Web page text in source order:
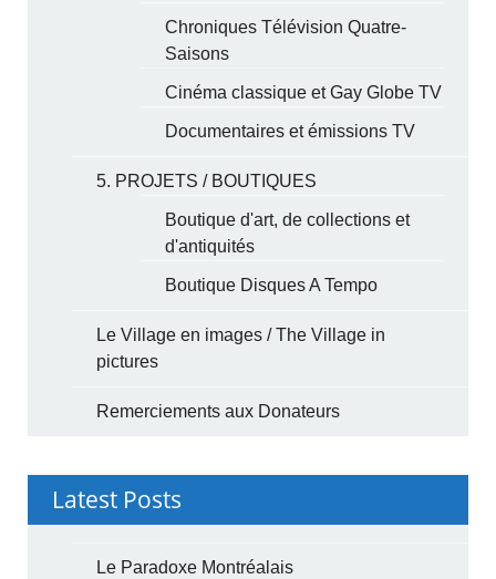
Chroniques Télévision Quatre-
Saisons
Cinéma classique et Gay Globe TV
Documentaires et émissions TV
5. PROJETS / BOUTIQUES
Boutique d'art, de collections et
d'antiquités
Boutique Disques A Tempo
Le Village en images / The Village in
pictures
Remerciements aux Donateurs
Latest Posts
Le Paradoxe Montréalais